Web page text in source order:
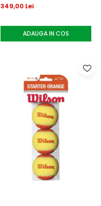
349,00 Lei
ADAUGA IN COS